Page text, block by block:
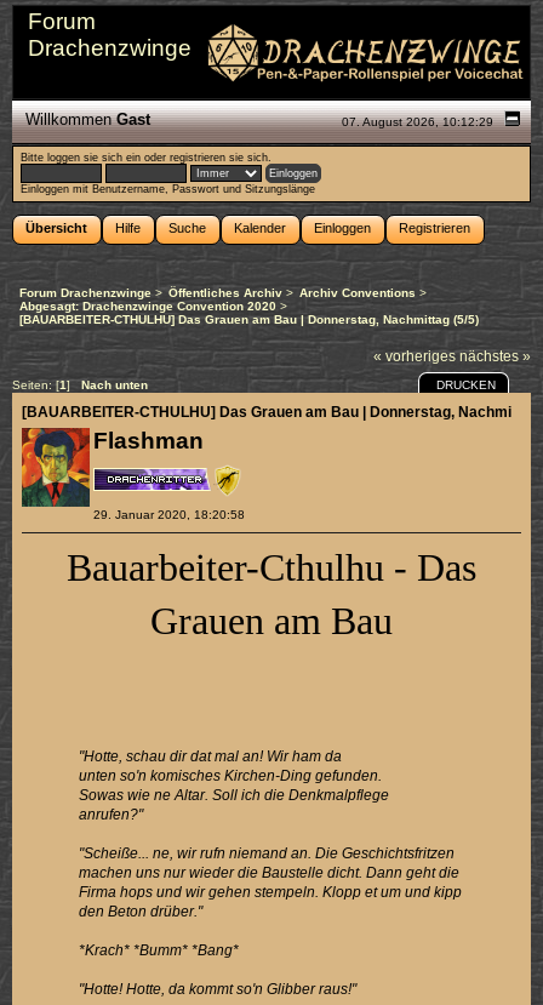
Forum
Drachenzwinge
07. August 2026, 10:12:29
WillkommenGast
Bitte loggen sie sich ein oderregistrieren sie sich.
Einloggen mit Benutzername, Passwort und Sitzungslänge
Übersicht Hilfe Suche Kalender Einloggen Registrieren
Forum Drachenzwinge > Öffentliches Archiv> Archiv Conventions >
Abgesagt: Drachenzwinge Convention 2020 >
[BAUARBEITER-CTHULHU] Das Grauen am Bau | Donnerstag, Nachmittag (5/5)
« vorheriges nächstes »
Seiten: [1]Nach unten DRUCKEN
Flashman
29. Januar 2020, 18:20:58
[BAUARBEITER-CTHULHU] Das Grauen am Bau | Donnerstag, Nachmittag
Bauarbeiter-Cthulhu - Das
Grauen am Bau
"Hotte, schau dir dat mal an! Wir ham da
unten so'n komisches Kirchen-Ding gefunden.
Sowas wie ne Altar. Soll ich die Denkmalpflege
anrufen?"
"Scheiße... ne, wir rufn niemand an. Die Geschichtsfritzen
machen uns nur wieder die Baustelle dicht. Dann geht die
Firma hops und wir gehen stempeln. Klopp et um und kipp
den Beton drüber."
*Krach* *Bumm* *Bang*
"Hotte! Hotte, da kommt so'n Glibber raus!"